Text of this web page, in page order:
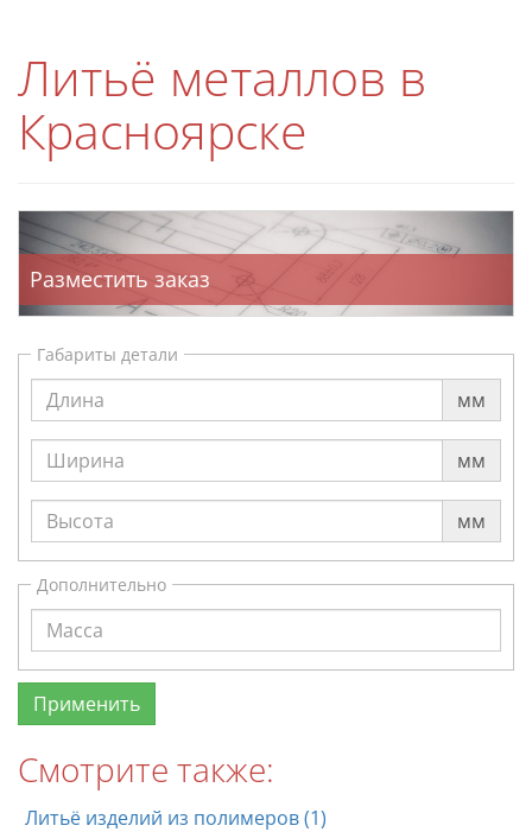
Литьё металлов в
Красноярске
Разместить заказ
Габариты детали
мм
мм
мм
Дополнительно
Смотрите также:
Литьё изделий из полимеров (1)